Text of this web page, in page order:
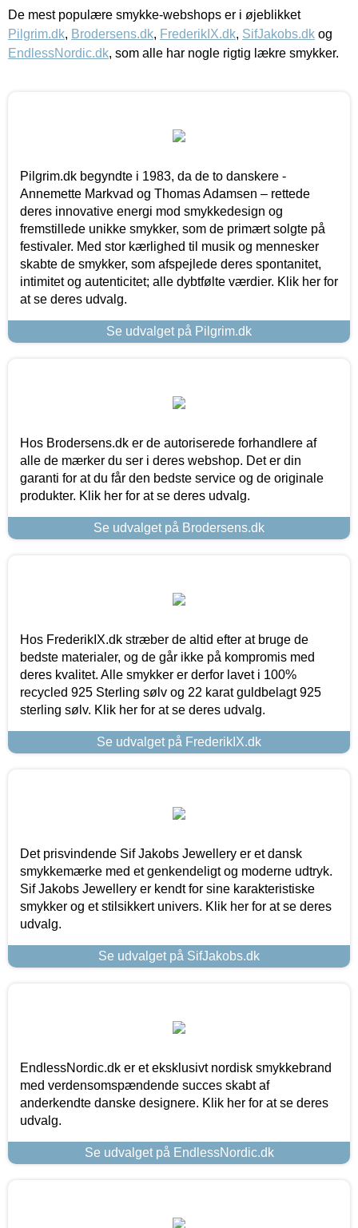
De mest populære smykke-webshops er i øjeblikket
Pilgrim.dk, Brodersens.dk, FrederikIX.dk, SifJakobs.dk og
EndlessNordic.dk, som alle har nogle rigtig lækre smykker.
Pilgrim.dk begyndte i 1983, da de to danskere -
Annemette Markvad og Thomas Adamsen – rettede
deres innovative energi mod smykkedesign og
fremstillede unikke smykker, som de primært solgte på
festivaler. Med stor kærlighed til musik og mennesker
skabte de smykker, som afspejlede deres spontanitet,
intimitet og autenticitet; alle dybtfølte værdier. Klik her for
at se deres udvalg.
Se udvalget på Pilgrim.dk
Hos Brodersens.dk er de autoriserede forhandlere af
alle de mærker du ser i deres webshop. Det er din
garanti for at du får den bedste service og de originale
produkter. Klik her for at se deres udvalg.
Se udvalget på Brodersens.dk
Hos FrederikIX.dk stræber de altid efter at bruge de
bedste materialer, og de går ikke på kompromis med
deres kvalitet. Alle smykker er derfor lavet i 100%
recycled 925 Sterling sølv og 22 karat guldbelagt 925
sterling sølv. Klik her for at se deres udvalg.
Se udvalget på FrederikIX.dk
Det prisvindende Sif Jakobs Jewellery er et dansk
smykkemærke med et genkendeligt og moderne udtryk.
Sif Jakobs Jewellery er kendt for sine karakteristiske
smykker og et stilsikkert univers. Klik her for at se deres
udvalg.
Se udvalget på SifJakobs.dk
EndlessNordic.dk er et eksklusivt nordisk smykkebrand
med verdensomspændende succes skabt af
anderkendte danske designere. Klik her for at se deres
udvalg.
Se udvalget på EndlessNordic.dk